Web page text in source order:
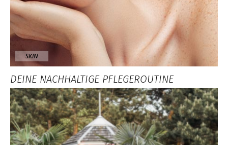
SKIN
DEINE NACHHALTIGE PFLEGEROUTINE